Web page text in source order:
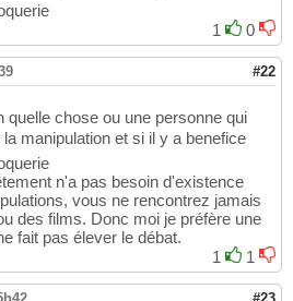
1
0
#22
quelle chose ou une personne qui
la manipulation et si il y a benefice
n'a pas besoin d'existence
vous ne rencontrez jamais
des films. Donc moi je préfère une
fait pas élever le débat.
1
1